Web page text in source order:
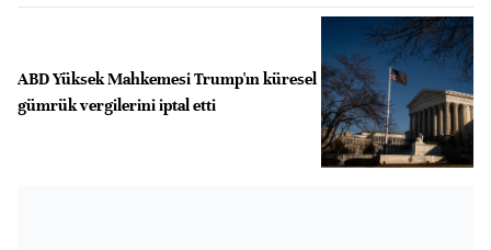
ABD Yüksek Mahkemesi Trump'ın küresel
gümrük vergilerini iptal etti